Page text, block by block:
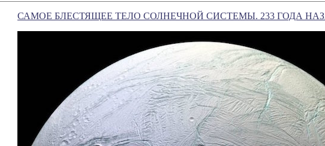
САМОЕ БЛЕСТЯЩЕЕ ТЕЛО СОЛНЕЧНОЙ СИСТЕМЫ. 233 ГОДА